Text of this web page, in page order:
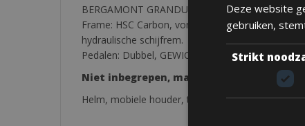
BERGAMONT GRANDURANCE EXPERT
Frame: HSC Carbon, vork: Grandurance Carbon,
hydraulische schijfrem.
Pedalen: Dubbel, GEWICHT ONGEVEER 9,6
Niet inbegrepen, maar op aanvraag
Helm, mobiele houder, tweede achtertas, onder
Deze website
gebruiken,
Strikt